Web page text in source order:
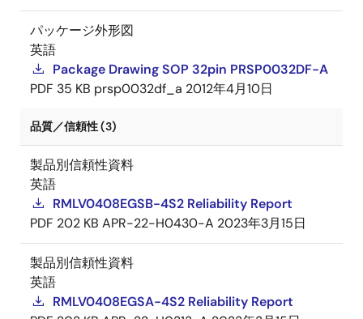
パッケージ外形図
英語
Package Drawing SOP 32pin PRSP0032DF-A
PDF 35 KB prsp0032df_a 2012年4月10日
品質／信頼性 (3)
製品別信頼性資料
英語
RMLV0408EGSB-4S2 Reliability Report
PDF 202 KB APR-22-H0430-A 2023年3月15日
製品別信頼性資料
英語
RMLV0408EGSA-4S2 Reliability Report